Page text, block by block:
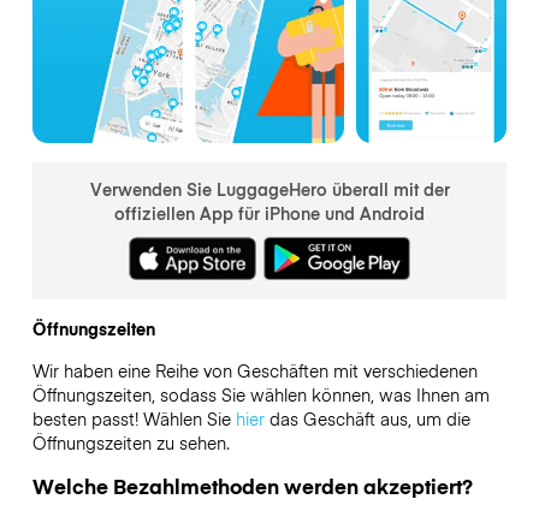
Verwenden Sie LuggageHero überall mit der
offiziellen App für iPhone und Android
Öffnungszeiten
Wir haben eine Reihe von Geschäften mit verschiedenen
Öffnungszeiten, sodass Sie wählen können, was Ihnen am
besten passt! Wählen Sie hierdas Geschäft aus, um die
Öffnungszeiten zu sehen.
Welche Bezahlmethoden werden akzeptiert?